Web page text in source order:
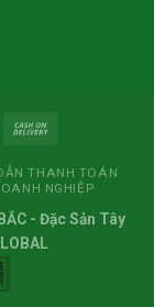
THANH TOÁN
NGHIỆP
- Đặc Sản Tây